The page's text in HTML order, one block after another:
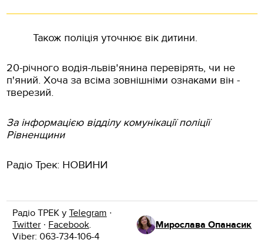
Також поліція уточнює вік дитини.
20-річного водія-львів'янина перевірять, чи не
п'яний. Хоча за всіма зовнішніми ознаками він -
тверезий.
За інформацією відділу комунікації поліції
Рівненщини
Радіо Трек: НОВИНИ
Радіо ТРЕК уTelegram ·
Twitter · Facebook.
Viber: 063-734-106-4
Мирослава Опанасик